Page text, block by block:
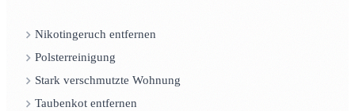
Nikotingeruch entfernen
Polsterreinigung
Stark verschmutzte Wohnung
Taubenkot entfernen